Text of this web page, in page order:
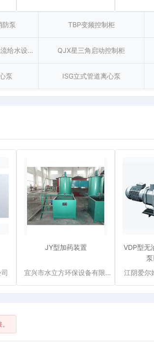
防泵 TBP变频控制柜
WZG型无负压增压稳流给水设备 QJX星三角启动控制柜
泵 ISG立式管道离心泵
JY型加药装置
宜兴市水立方环保设备有限公司
VDP型无
江阴爱尔